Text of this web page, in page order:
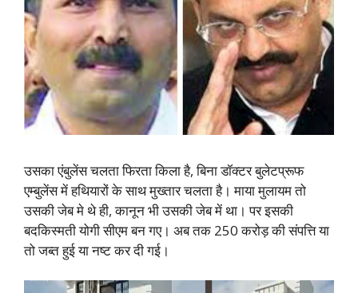
उसका एंबुलेंस चलता फिरता किला है, बिना डॉक्टर बुलेटप्रूफ
एम्बुलेंस में हथियारों के साथ मुख्तार चलता है। माया मुलायम तो
उसकी जेब मे थे ही, कानून भी उसकी जेब में था। पर इसकी
बदकिस्मती योगी सीएम बन गए। अब तक 250 करोड़ की संपत्ति या
तो जब्त हुई या नष्ट कर दी गई।